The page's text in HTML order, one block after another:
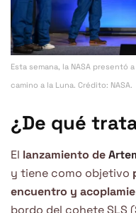
Esta semana, la NASA presentó
camino a la Luna. Crédito: NASA.
¿De qué
El lanzamiento de
y tiene como objetivo
encuentro y
bordo del cohete SLS